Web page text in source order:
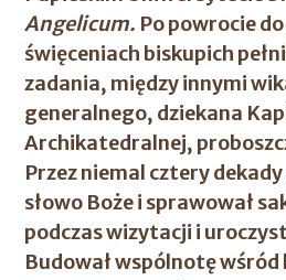
Angelicum. Po powrocie
święceniach biskupich
zadania, między innymi
generalnego, dziekana
Archikatedralnej,
Przez niemal cztery
słowo Boże i sprawował
podczas wizytacji i
Budował wspólnotę wśród